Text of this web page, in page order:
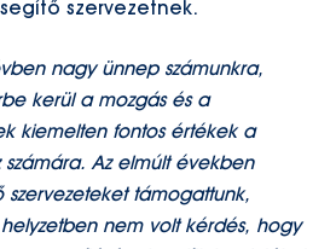
szervezetnek.
nagy ünnep számunkra,
kerül a mozgás és a
kiemelten fontos értékek a
számára. Az elmúlt években
támogattunk,
nem volt kérdés, hogy